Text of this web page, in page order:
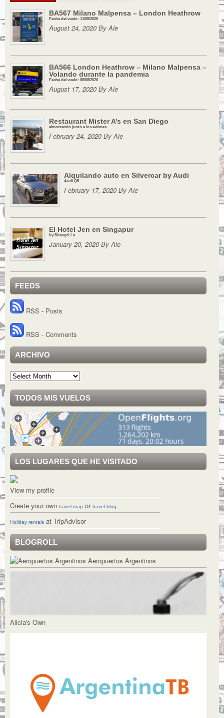
BA567 Milano Malpensa – London Heathrow
Fecha del vuelo: 11/08/2020
August 24, 2020 By Ale
BA566 London Heathrow – Milano Malpensa –
Volando durante la pandemia
Fecha del vuelo: 08/08/2020
August 17, 2020 By Ale
Restaurant Mister A’s en San Diego
almorzando junto a los aviones.
February 24, 2020 By Ale
Alquilando auto en Silvercar by Audi
Audi Q5
February 17, 2020 By Ale
El Hotel Jen en Singapur
by Shangri-La
January 20, 2020 By Ale
FEEDS
RSS - Posts
RSS - Comments
ARCHIVO
Archivo
TODOS MIS VUELOS
LOS LUGARES QUE HE VISITADO
View my profile
Create your own travel map or travel blog
Holiday rentals at TripAdvisor
BLOGROLL
Aeropuertos Argentinos
Alicia's Own